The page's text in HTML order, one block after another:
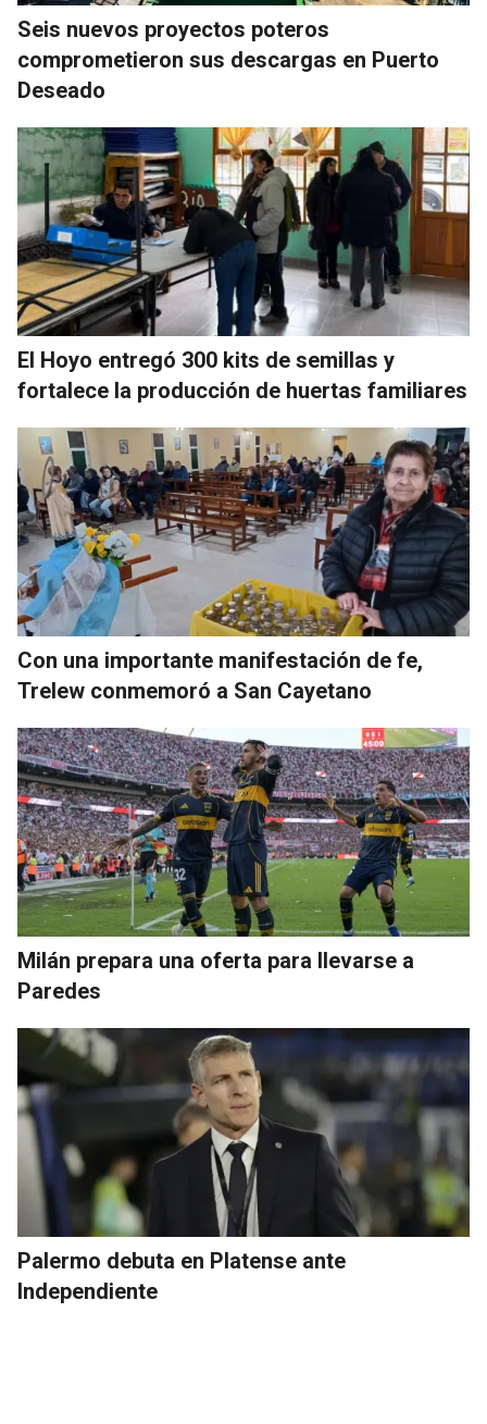
Seis nuevos proyectos poteros
comprometieron sus descargas en Puerto
Deseado
El Hoyo entregó 300 kits de semillas y
fortalece la producción de huertas familiares
Con una importante manifestación de fe,
Trelew conmemoró a San Cayetano
Milán prepara una oferta para llevarse a
Paredes
Palermo debuta en Platense ante
Independiente